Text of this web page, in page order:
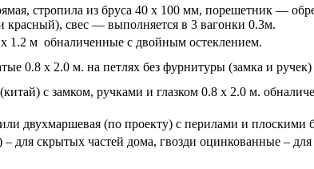
стропила из бруса 40 х 100 мм, порешетник —
красный), свес — выполняется в 3 вагонки 0.3м.
1.2 м обналиченные с двойным остеклением.
0.8 х 2.0 м. на петлях без фурнитуры (замка и
с замком, ручками и глазком 0.8 х 2.0 м.
двухмаршевая (по проекту) с перилами и плоскими
– для скрытых частей дома, гвозди оцинкованные –